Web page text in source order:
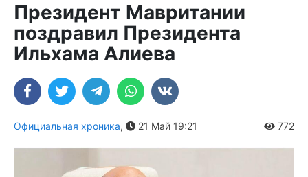
Президент Мавритании
поздравил Президента
Ильхама Алиева
Официальная хроника, 21 Май 19:21 772